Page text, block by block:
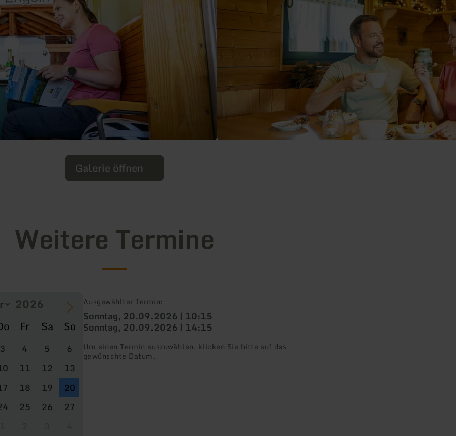
Galerie öffnen
Weitere Termine
Fr Sa So
3 4 5
6
11 12
13
18 19
20
25 26
27
Ausgewählter Termin:
Sonntag, 20.09.2026 | 10:15
Sonntag, 20.09.2026 | 14:15
Um einen Termin auszuwählen, klicken Sie bitte auf das
gewünschte Datum.